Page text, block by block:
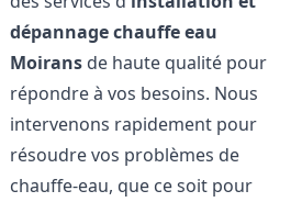
dépannage chauffe eau
Moirans de haute qualité pour
répondre à vos besoins. Nous
intervenons rapidement pour
résoudre vos problèmes de
chauffe-eau, que ce soit pour